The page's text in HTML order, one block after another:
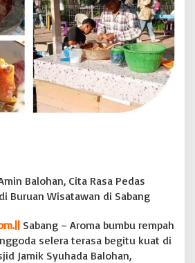
Balohan, Cita Rasa Pedas
Buruan Wisatawan di Sabang
Sabang – Aroma bumbu rempah
selera terasa begitu kuat di
Jamik Syuhada Balohan,